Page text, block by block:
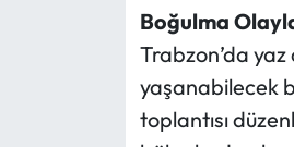
Boğulma
Trabzon’da
yaşanabilecek
toplantısı